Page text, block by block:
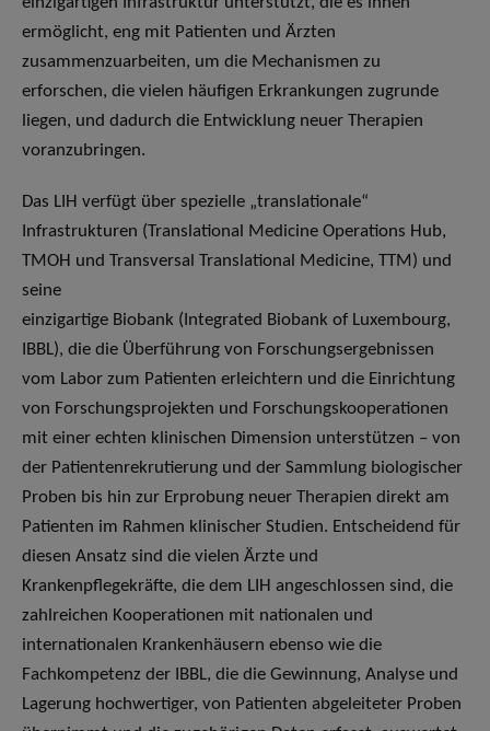
ermöglicht, eng mit Patienten und Ärzten
zusammenzuarbeiten, um die Mechanismen zu
erforschen, die vielen häufigen Erkrankungen zugrunde
liegen, und dadurch die Entwicklung neuer Therapien
voranzubringen.
Das LIH verfügt über spezielle „translationale“
Infrastrukturen (Translational Medicine Operations Hub,
TMOH und Transversal Translational Medicine, TTM) und
seine
einzigartige Biobank (Integrated Biobank of Luxembourg,
IBBL), die die Überführung von Forschungsergebnissen
vom Labor zum Patienten erleichtern und die Einrichtung
von Forschungsprojekten und Forschungskooperationen
mit einer echten klinischen Dimension unterstützen – von
der Patientenrekrutierung und der Sammlung biologischer
Proben bis hin zur Erprobung neuer Therapien direkt am
Patienten im Rahmen klinischer Studien. Entscheidend für
diesen Ansatz sind die vielen Ärzte und
Krankenpflegekräfte, die dem LIH angeschlossen sind, die
zahlreichen Kooperationen mit nationalen und
internationalen Krankenhäusern ebenso wie die
Fachkompetenz der IBBL, die die Gewinnung, Analyse und
Lagerung hochwertiger, von Patienten abgeleiteter Proben